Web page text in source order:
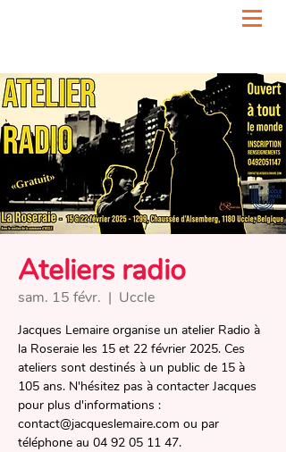
Ateliers radio
sam. 15 févr.
  |
Uccle
Jacques Lemaire organise un atelier Radio à
la Roseraie les 15 et 22 février 2025. Ces
ateliers sont destinés à un public de 15 à
105 ans. N'hésitez pas à contacter Jacques
pour plus d'informations :
contact@jacqueslemaire.com ou par
téléphone au 04 92 05 11 47.